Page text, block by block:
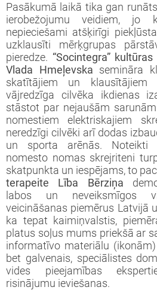
Pasākumā laikā tika gan
ierobežojumu veidiem,
nepieciešami atšķirīgi
uzklausīti mērķgrupas
pieredze. “Socintegra”
Vlada Hmeļevska semināra
skatītājiem un
vājredzīga cilvēka ikdienas
stāstot par nejaušām
nomestiem elektriskajiem
neredzīgi cilvēki arī dodas
un sporta arēnās. Noteikti
nomesto nomas skrejriteni
skatpunkta un iespējams, to
terapeite Lība Bērziņa
labos un neveiksmīgos
veicināšanas piemērus Latvijā
ka tepat kaimiņvalstis,
platus soļus mums priekšā ar
informatīvo materiālu
bet galvenais, speciālistes
vides pieejamības
risinājumu ieviešanas.